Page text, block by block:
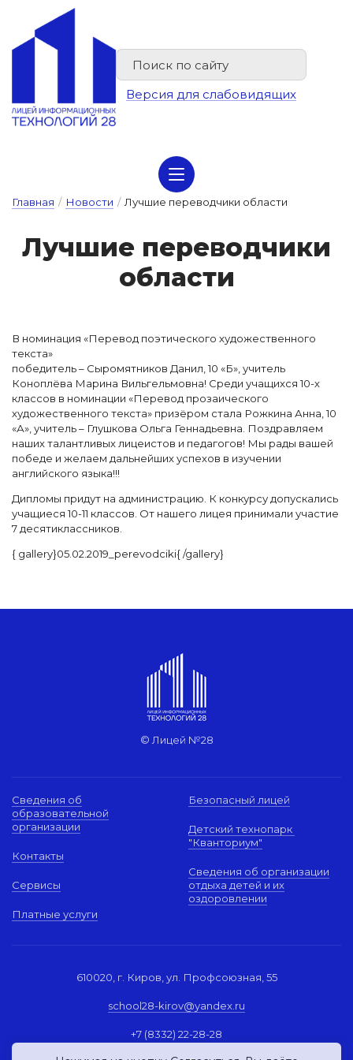
Версия для слабовидящих
Главная / Новости / Лучшие переводчики области
Луч­шие пе­ре­вод­чи­ки
об­ласти
В номинация «Перевод поэтического художественного
текста»
победитель – Сыромятников Данил, 10 «Б», учитель
Коноплёва Марина Вильгельмовна! Среди учащихся 10-х
классов в номинации «Перевод прозаического
художественного текста» призёром стала Рожкина Анна, 10
«А», учитель – Глушкова Ольга Геннадьевна. Поздравляем
наших талантливых лицеистов и педагогов! Мы рады вашей
победе и желаем дальнейших успехов в изучении
английского языка!!!
Дипломы придут на администрацию. К конкурсу допускались
учащиеся 10-11 классов. От нашего лицея принимали участие
7 десятиклассников.
{ gallery}05.02.2019_perevodciki{ /gallery}
© Лицей №28
Сведения об
образовательной
организации
Контакты
Сервисы
Платные услуги
Безопасный лицей
Детский технопарк
"Кванториум"
Сведения об организации
отдыха детей и их
оздоровлении
610020, г. Киров, ул. Профсоюзная, 55
school28-kirov@yandex.ru
+7 (8332) 22-28-28